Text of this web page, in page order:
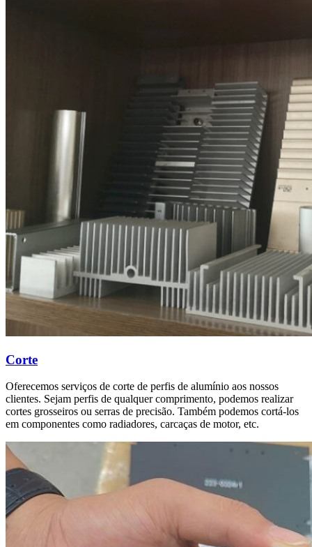
Corte
Oferecemos serviços de corte de perfis de alumínio aos nossos
clientes. Sejam perfis de qualquer comprimento, podemos realizar
cortes grosseiros ou serras de precisão. Também podemos cortá-los
em componentes como radiadores, carcaças de motor, etc.